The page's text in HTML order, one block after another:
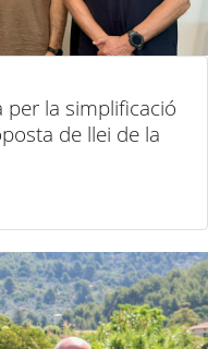
per la simplificació
de llei de la